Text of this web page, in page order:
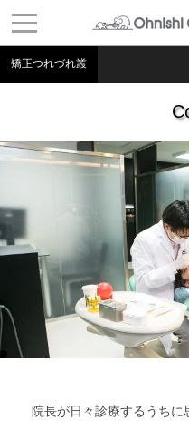
矯正つれづれ叢
院長が日々診療するうちに